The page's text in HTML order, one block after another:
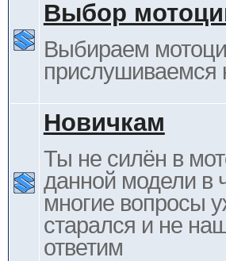
Выбор
Выбираем
Новичкам
Ты не силён в
данной модели в
многие вопросы
старался и не
ответим